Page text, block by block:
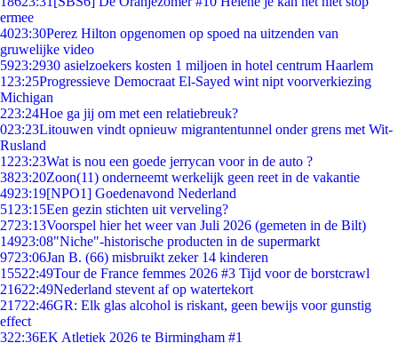
ermee
4023:30Perez Hilton opgenomen op spoed na uitzenden van
gruwelijke video
5923:2930 asielzoekers kosten 1 miljoen in hotel centrum Haarlem
1 23:25Progressieve Democraat El-Sayed wint nipt voorverkiezing
Michigan
223:24Hoe ga jij om met een relatiebreuk?
023:23Litouwen vindt opnieuw migrantentunnel onder grens met Wit-
Rusland
1223:23Wat is nou een goede jerrycan voor in de auto ?
3823:20Zoon(11) onderneemt werkelijk geen reet in de vakantie
4923:19[NPO1] Goedenavond Nederland
51 23:15Een gezin stichten uit verveling?
2723:13Voorspel hier het weer van Juli 2026 (gemeten in de Bilt)
14923:08"Niche"-historische producten in de supermarkt
9723:06Jan B. (66) misbruikt zeker 14 kinderen
15522:49Tour de France femmes 2026 #3 Tijd voor de borstcrawl
21622:49Nederland stevent af op watertekort
21722:46GR: Elk glas alcohol is riskant, geen bewijs voor gunstig
effect
322:36EK Atletiek 2026 te Birmingham #1